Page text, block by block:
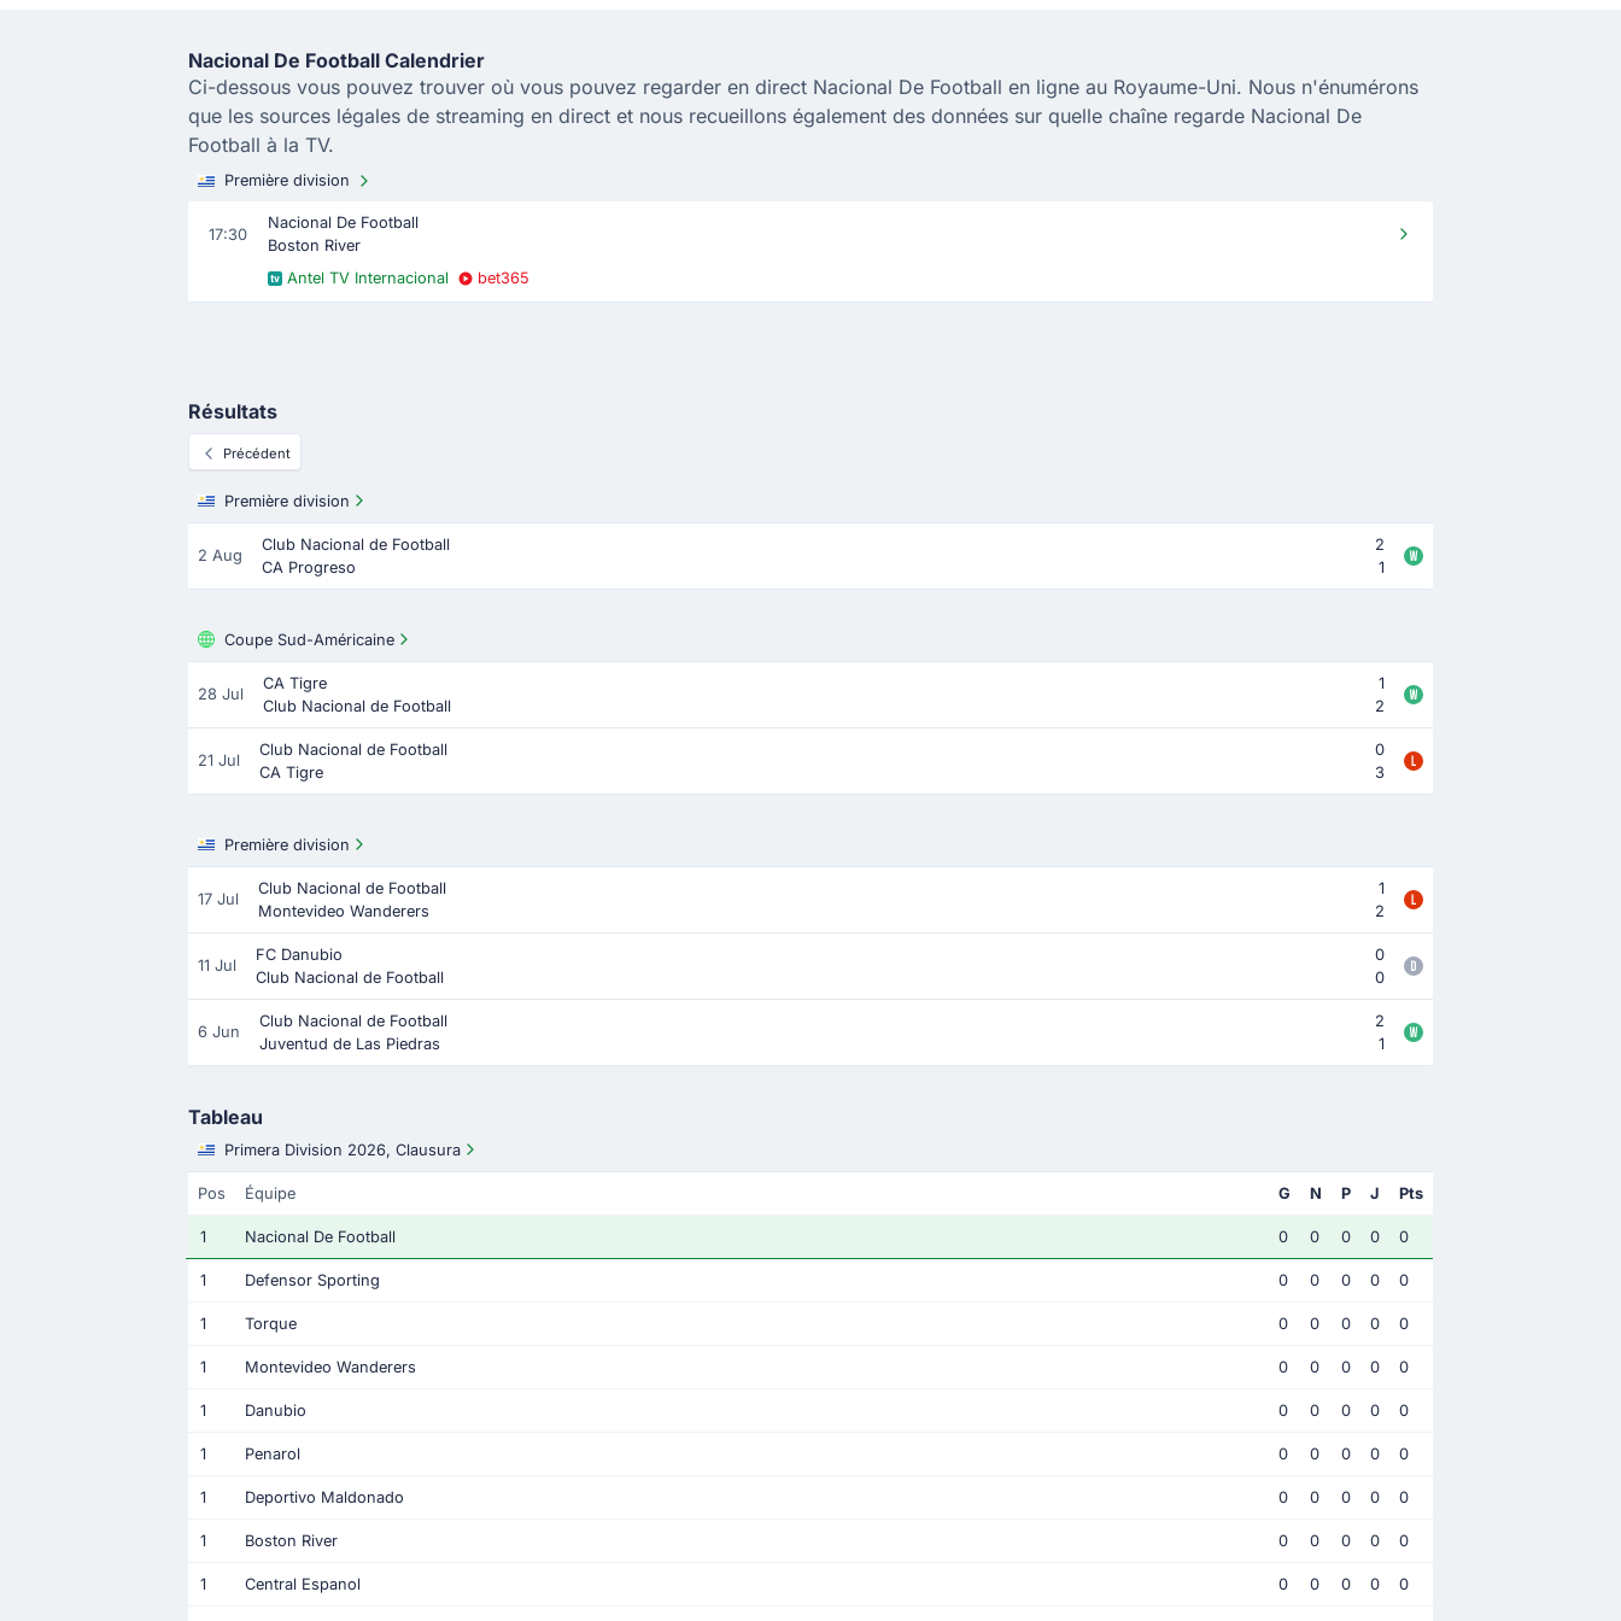
Nacional De Football Calendrier
Ci-dessous vous pouvez trouver où vous pouvez regarder en direct Nacional De Football en ligne au Royaume-Uni. Nous n'énumérons
que les sources légales de streaming en direct et nous recueillons également des données sur quelle chaîne regarde Nacional De
Football à la TV.
Première division
17:30
Nacional De Football
Boston River
Antel TV Internacional
bet365
Résultats
Précédent
Première division
2 Aug
Club Nacional de Football
2
CA Progreso
1
Coupe Sud-Américaine
28 Jul
CA Tigre
1
Club Nacional de Football
2
21 Jul
Club Nacional de Football
0
CA Tigre
3
Première division
17 Jul
Club Nacional de Football
1
Montevideo Wanderers
2
11 Jul
FC Danubio
0
Club Nacional de Football
0
6 Jun
Club Nacional de Football
2
Juventud de Las Piedras
1
Tableau
Primera Division 2026, Clausura
Pos Équipe G N P J Pts
1 Nacional De Football 0 0 0 0 0
1 Defensor Sporting 0 0 0 0 0
1 Torque 0 0 0 0 0
1 Montevideo Wanderers 0 0 0 0 0
1 Danubio 0 0 0 0 0
1 Penarol 0 0 0 0 0
1 Deportivo Maldonado 0 0 0 0 0
1 Boston River 0 0 0 0 0
1 Central Espanol 0 0 0 0 0